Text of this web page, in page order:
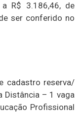
R$ 3.186,46, de
ser conferido no
cadastro reserva/
Distância – 1 vaga
Profissional